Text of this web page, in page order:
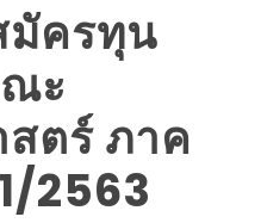
มัครทุน
ะ
ตร์ ภาค
2563